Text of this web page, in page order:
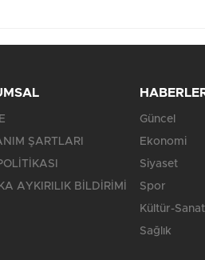
ŞARTLARI
AYKIRILIK BİLDİRİMİ
Güncel
Ekonomi
Siyaset
Spor
Kültür-Sanat
Sağlık